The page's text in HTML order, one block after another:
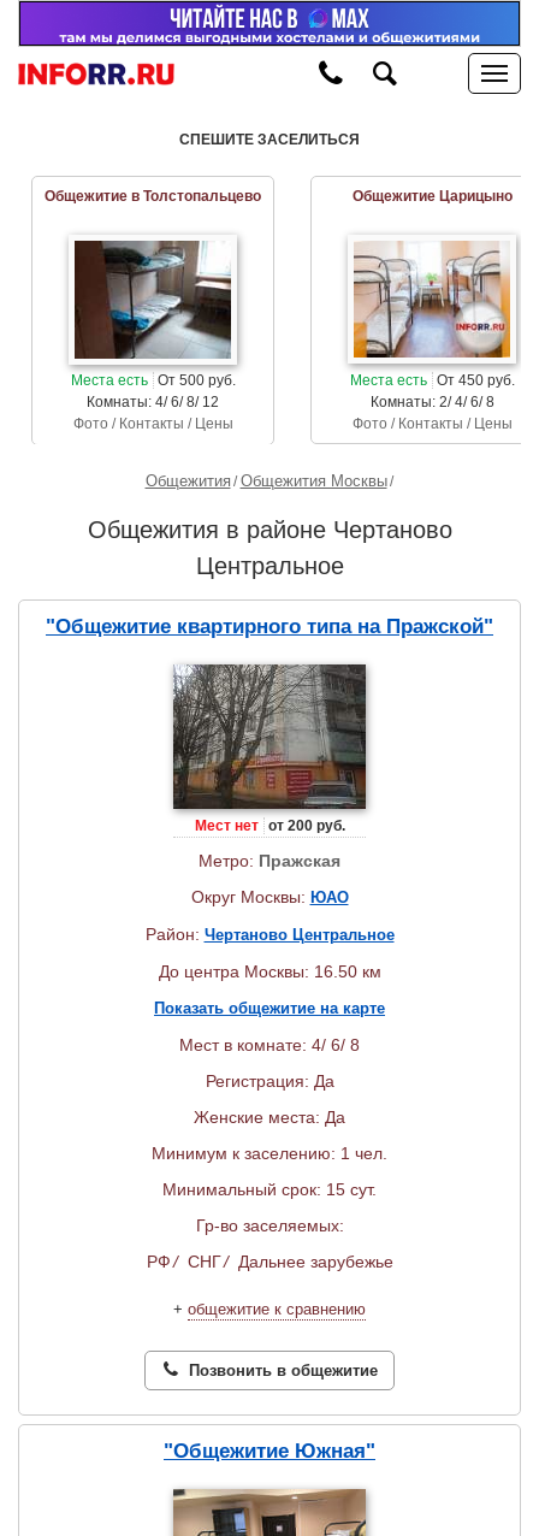
СПЕШИТЕ ЗАСЕЛИТЬСЯ
Общежитие в Толстопальцево
Места есть От 500 руб.
Комнаты: 4/ 6/ 8/ 12
Фото / Контакты / Цены
Общежитие Царицыно
Места есть От 450 руб.
Комнаты: 2/ 4/ 6/ 8
Фото / Контакты / Цены
Общежития Общежития Москвы
Общежития в районе Чертаново
Центральное
"Общежитие квартирного типа на Пражской"
Мест нет от 200 руб.
Метро: Пражская
Округ Москвы: ЮАО
Район: Чертаново Центральное
До центра Москвы: 16.50 км
Показать общежитие на карте
Мест в комнате: 4/ 6/ 8
Регистрация: Да
Женские места: Да
Минимум к заселению: 1 чел.
Минимальный срок: 15 сут.
Гр-во заселяемых:
РФ/ СНГ/ Дальнее зарубежье
+ общежитие к сравнению
Позвонить в общежитие
"Общежитие Южная"